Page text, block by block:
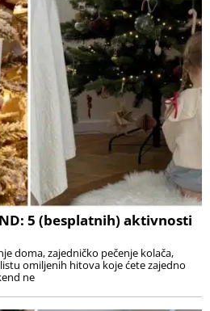
5 (besplatnih) aktivnosti
doma, zajedničko pečenje kolača,
omiljenih hitova koje ćete zajedno
ne